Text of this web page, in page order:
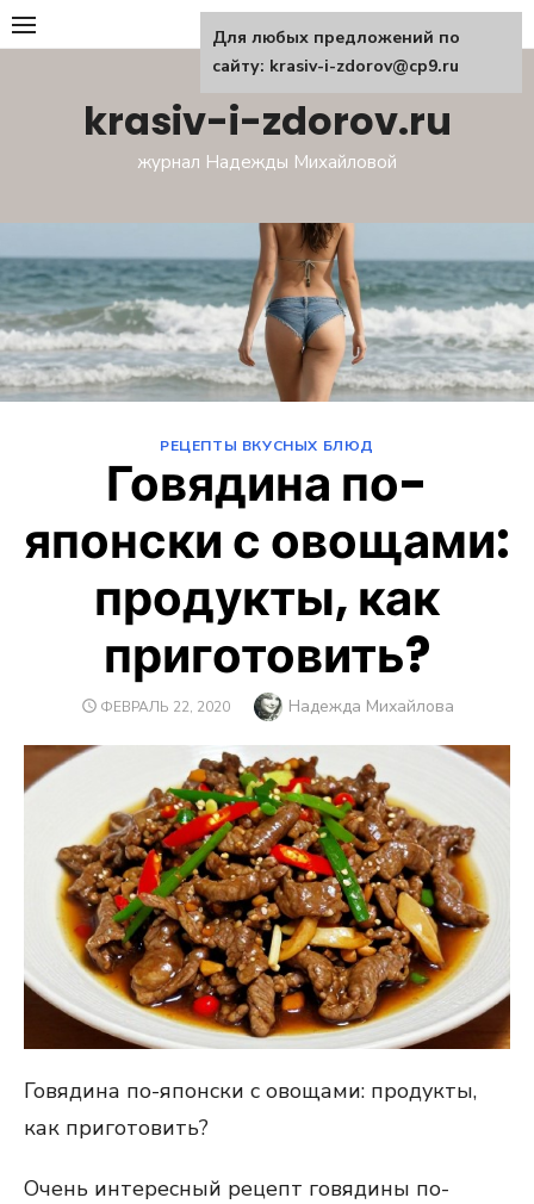
Перейти
к
krasiv-i-zdorov.ru
журнал Надежды Михайловой
РЕЦЕПТЫ ВКУСНЫХ БЛЮД
Говядина по-
японски с овощами:
продукты, как
приготовить?
ОПУБЛИКОВАНО
ФЕВРАЛЬ 22, 2020 Автор
Надежда Михайлова
Говядина по-японски с овощами: продукты,
как приготовить?
Очень интересный рецепт говядины по-
Для любых предложений по
сайту: krasiv-i-zdorov@cp9.ru